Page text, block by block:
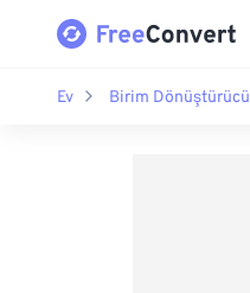
Ev Birim Dönüştürücü